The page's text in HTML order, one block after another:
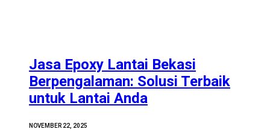
Jasa Epoxy Lantai Bekasi
Berpengalaman: Solusi Terbaik
untuk Lantai Anda
NOVEMBER 22, 2025